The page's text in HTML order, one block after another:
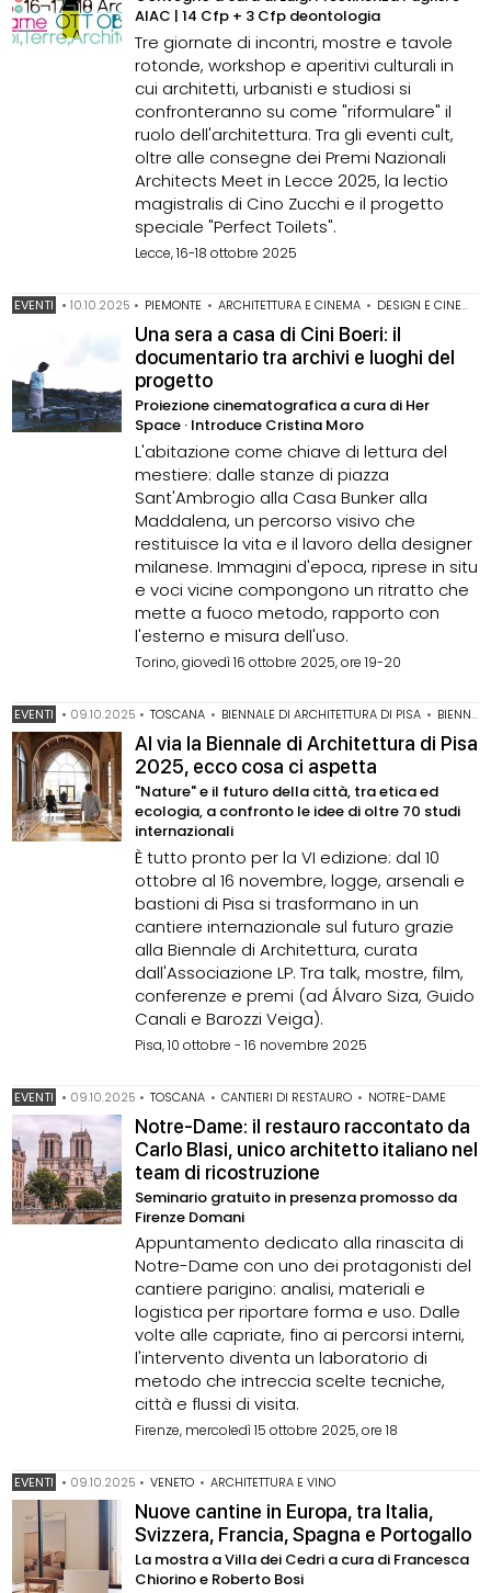
AIAC | 14 Cfp + 3 Cfp deontologia
Tre giornate di incontri, mostre e tavole
rotonde, workshop e aperitivi culturali in
cui architetti, urbanisti e studiosi si
confronteranno su come "riformulare" il
ruolo dell'architettura. Tra gli eventi cult,
oltre alle consegne dei Premi Nazionali
Architects Meet in Lecce 2025, la lectio
magistralis di Cino Zucchi e il progetto
speciale "Perfect Toilets".
Lecce, 16-18 ottobre 2025
EVENTI •10.10.2025 • PIEMONTE • ARCHITETTURA E CINEMA • DESIGN E CINEMA
Una sera a casa di Cini Boeri: il
documentario tra archivi e luoghi del
progetto
Proiezione cinematografica a cura di Her
Space · Introduce Cristina Moro
L'abitazione come chiave di lettura del
mestiere: dalle stanze di piazza
Sant'Ambrogio alla Casa Bunker alla
Maddalena, un percorso visivo che
restituisce la vita e il lavoro della designer
milanese. Immagini d'epoca, riprese in situ
e voci vicine compongono un ritratto che
mette a fuoco metodo, rapporto con
l'esterno e misura dell'uso.
Torino, giovedì 16 ottobre 2025, ore 19-20
EVENTI • 09.10.2025 • TOSCANA • BIENNALE DI ARCHITETTURA DI PISA • BIENNALE-ARCHITETTURA-PISA-2025
Al via la Biennale di Architettura di Pisa
2025, ecco cosa ci aspetta
"Nature" e il futuro della città, tra etica ed
ecologia, a confronto le idee di oltre 70 studi
internazionali
È tutto pronto per la VI edizione: dal 10
ottobre al 16 novembre, logge, arsenali e
bastioni di Pisa si trasformano in un
cantiere internazionale sul futuro grazie
alla Biennale di Architettura, curata
dall'Associazione LP. Tra talk, mostre, film,
conferenze e premi (ad Álvaro Siza, Guido
Canali e Barozzi Veiga).
Pisa, 10 ottobre - 16 novembre 2025
EVENTI • 09.10.2025 • TOSCANA • CANTIERI DI RESTAURO • NOTRE-DAME
Notre-Dame: il restauro raccontato da
Carlo Blasi, unico architetto italiano nel
team di ricostruzione
Seminario gratuito in presenza promosso da
Firenze Domani
Appuntamento dedicato alla rinascita di
Notre-Dame con uno dei protagonisti del
cantiere parigino: analisi, materiali e
logistica per riportare forma e uso. Dalle
volte alle capriate, fino ai percorsi interni,
l'intervento diventa un laboratorio di
metodo che intreccia scelte tecniche,
città e flussi di visita.
Firenze, mercoledì 15 ottobre 2025, ore 18
EVENTI • 09.10.2025 • VENETO • ARCHITETTURA E VINO
Nuove cantine in Europa, tra Italia,
Svizzera, Francia, Spagna e Portogallo
La mostra a Villa dei Cedri a cura di Francesca
Chiorino e Roberto Bosi